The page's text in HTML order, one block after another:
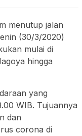
menutup jalan
(30/3/2020)
mulai di
hingga
yang
WIB. Tujuannya
dan
corona di